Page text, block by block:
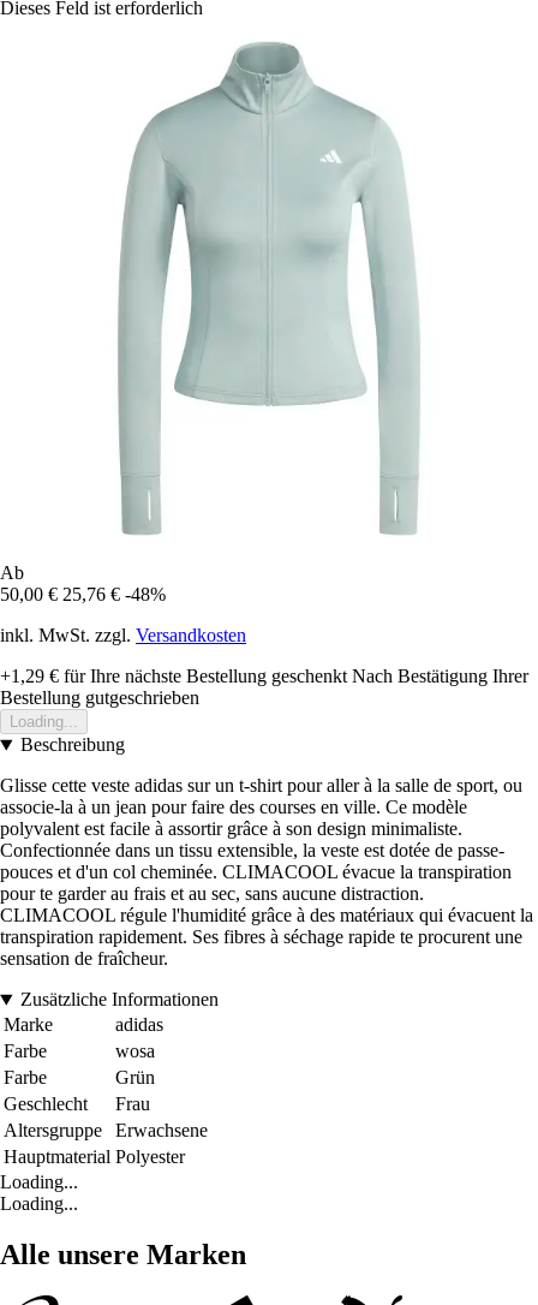
Dieses Feld ist erforderlich
Ab
50,00 € 25,76 € -48%
inkl. MwSt. zzgl. Versandkosten
+1,29 € für Ihre nächste Bestellung geschenkt Nach Bestätigung Ihrer
Bestellung gutgeschrieben
Loading...
Beschreibung
Glisse cette veste adidas sur un t-shirt pour aller à la salle de sport, ou
associe-la à un jean pour faire des courses en ville. Ce modèle
polyvalent est facile à assortir grâce à son design minimaliste.
Confectionnée dans un tissu extensible, la veste est dotée de passe-
pouces et d'un col cheminée. CLIMACOOL évacue la transpiration
pour te garder au frais et au sec, sans aucune distraction.
CLIMACOOL régule l'humidité grâce à des matériaux qui évacuent la
transpiration rapidement. Ses fibres à séchage rapide te procurent une
sensation de fraîcheur.
Zusätzliche Informationen
Marke
adidas
Farbe
wosa
Farbe
Grün
Geschlecht
Frau
Altersgruppe
Erwachsene
Hauptmaterial Polyester
Loading...
Loading...
Alle unsere Marken